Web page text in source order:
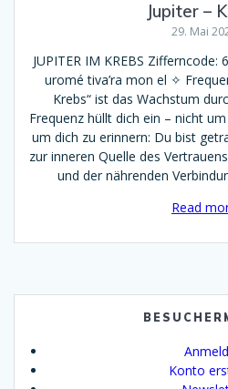
Jupiter –
29. Mai
JUPITER IM KREBS
uromé tiva’ra mon el ✧
Krebs“ ist das Wachstum
Frequenz hüllt dich ein – nicht
um dich zu erinnern: Du bist
zur inneren Quelle des
und der nährenden
Read
Konto